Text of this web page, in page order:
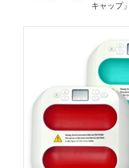
キャップ」